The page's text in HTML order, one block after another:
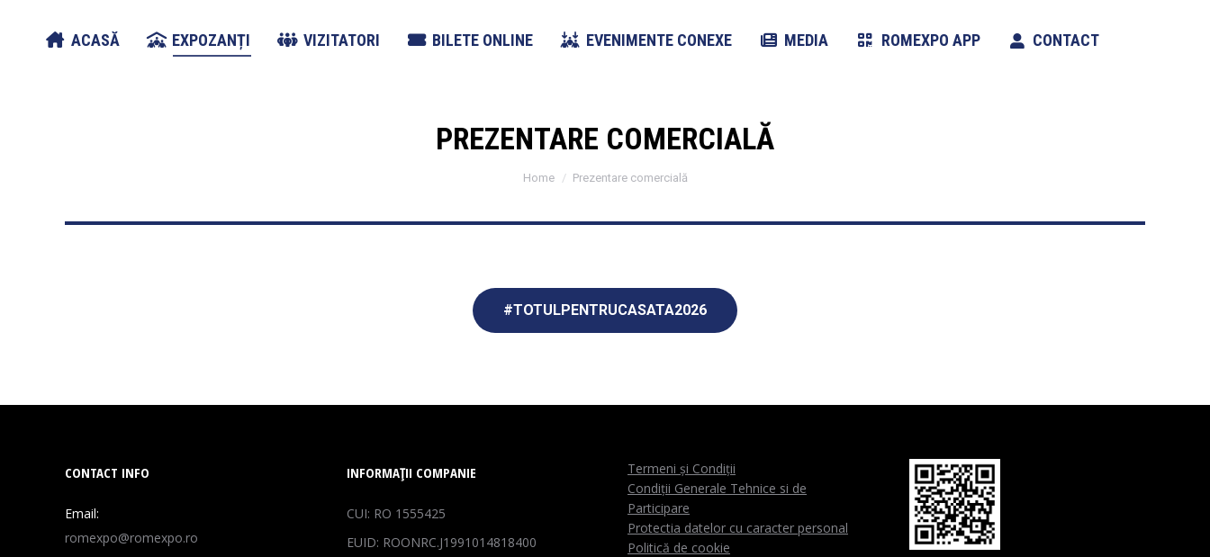
ACASĂ EXPOZANȚI VIZITATORI BILETE ONLINE EVENIMENTE CONEXE MEDIA ROMEXPO APP CONTACT
PREZENTARE COMERCIALĂ
Home Prezentare comercială
#TOTULPENTRUCASATA2026
CONTACT INFO
Email:
romexpo@romexpo.ro
INFORMAȚII COMPANIE
CUI: RO 1555425
EUID: ROONRC.J1991014818400
Termeni și Condiții
Condiții Generale Tehnice si de
Participare
Protectia datelor cu caracter personal
Politică de cookie